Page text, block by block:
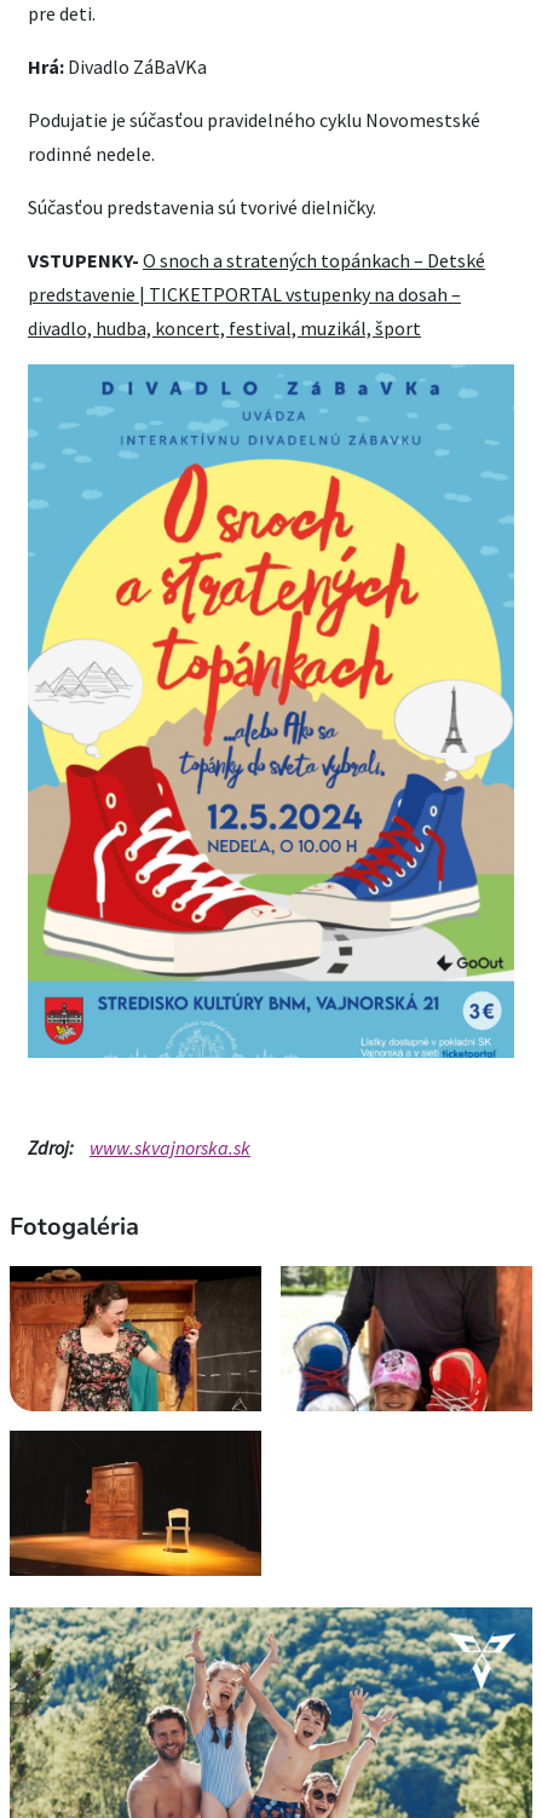
pre deti.
Hrá: Divadlo ZáBaVKa
Podujatie je súčasťou pravidelného cyklu Novomestské
rodinné nedele.
Súčasťou predstavenia sú tvorivé dielničky.
VSTUPENKY- O snoch a stratených topánkach – Detské
predstavenie | TICKETPORTAL vstupenky na dosah –
divadlo, hudba, koncert, festival, muzikál, šport
Zdroj: www.skvajnorska.sk
Fotogaléria